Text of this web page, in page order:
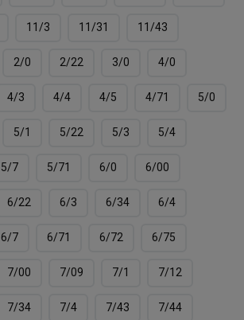
11/3 11/31 11/43
2/0 2/22 3/0 4/0
4/3 4/4 4/5 4/71 5/0
5/1 5/22 5/3 5/4
5/7 5/71 6/0 6/00
6/22 6/3 6/34 6/4
6/7 6/71 6/72 6/75
7/00 7/09 7/1 7/12
7/34 7/4 7/43 7/44